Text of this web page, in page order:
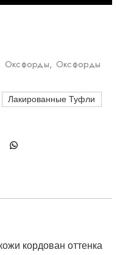
Оксфорды, Оксфорды
Лакированные Туфли
кордован оттенка